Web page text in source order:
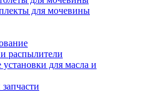
для мочевины
распылители
для масла и